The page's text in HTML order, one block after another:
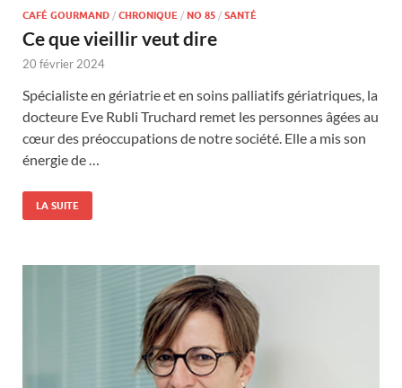
CAFÉ GOURMAND / CHRONIQUE / NO 85 / SANTÉ
Ce que vieillir veut dire
20 février 2024
Spécialiste en gériatrie et en soins palliatifs gériatriques, la
docteure Eve Rubli Truchard remet les personnes âgées au
cœur des préoccupations de notre société. Elle a mis son
énergie de …
LA SUITE